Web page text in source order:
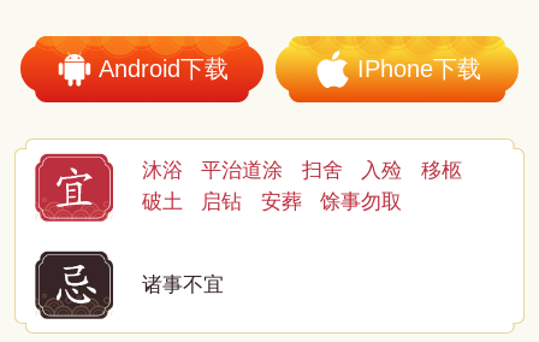
Android下载 IPhone下载
沐浴 平治道涂 扫舍 入殓
移柩
破土
启钻 安葬 馀事勿取
诸事不宜